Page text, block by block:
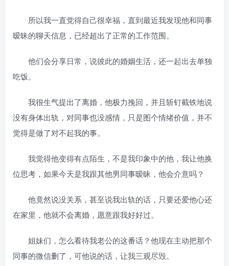
所以我一直觉得自己很幸福，直到最近我发现他和同事
暧昧的聊天信息，已经超出了正常的工作范围。
他们会分享日常，说彼此的婚姻生活，还一起出去单独
吃饭。
我很生气提出了离婚，他极力挽回，并且斩钉截铁地说
没有身体出轨，对同事也没感情，只是图个情绪价值，并不
觉得是做了对不起我的事。
我觉得他变得有点陌生，不是我印象中的他，我让他换
位思考，如果今天是我跟其他男同事暧昧，他会介意吗？
他竟然说没关系，甚至说我出轨的话，只要还爱他心还
在家里，他就不会离婚，愿意跟我好好过。
姐妹们，怎么看待我老公的这番话？他现在主动把那个
同事的微信删了，可他说的话，让我三观尽毁。